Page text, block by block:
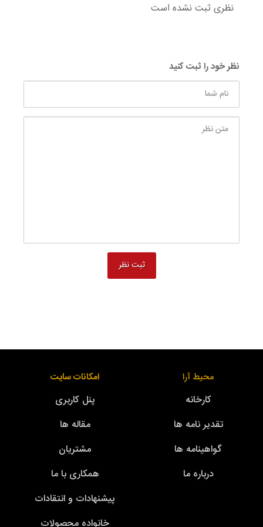
نظری ثبت نشده است
نظر خود را ثبت کنید
محیط آرا
کارخانه
تقدیر نامه ها
گواهینامه ها
درباره ما
امکانات سایت
پنل کاربری
مقاله ها
مشتریان
همکاری با ما
پیشنهادات و انتقادات